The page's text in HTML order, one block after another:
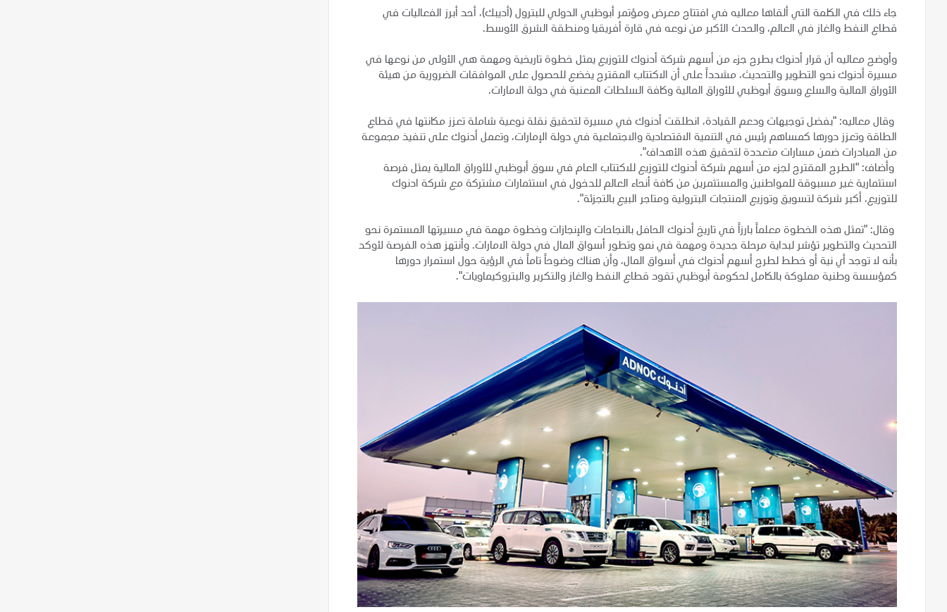
جاء ذلك في الكلمة التي ألقاها معاليه في افتتاح معرض ومؤتمر أبوظبي الدولي للبترول (أديبك)، أحد أبرز الفعاليات في
قطاع النفط والغاز في العالم، والحدث الأكبر من نوعه في قارة أفريقيا ومنطقة الشرق الأوسط.
وأوضح معاليه أن قرار أدنوك بطرح جزء من أسهم شركة أدنوك للتوزيع يمثل خطوة تاريخية ومهمة هي الأولى من نوعها في
مسيرة أدنوك نحو التطوير والتحديث، مشدداً على أن الاكتتاب المقترح يخضع للحصول على الموافقات الضرورية من هيئة
الأوراق المالية والسلع وسوق أبوظبي للأوراق المالية وكافة السلطات المعنية في دولة الامارات.
وقال معاليه: "بفضل توجيهات ودعم القيادة، انطلقت أدنوك في مسيرة لتحقيق نقلة نوعية شاملة تعزز مكانتها في قطاع
الطاقة وتعزز دورها كمساهم رئيس في التنمية الاقتصادية والاجتماعية في دولة الإمارات، وتعمل أدنوك على تنفيذ مجموعة
من المبادرات ضمن مسارات متعددة لتحقيق هذه الأهداف".
وأضاف: "الطرح المقترح لجزء من أسهم شركة أدنوك للتوزيع للاكتتاب العام في سوق أبوظبي للأوراق المالية يمثل فرصة
استثمارية غير مسبوقة للمواطنين والمستثمرين من كافة أنحاء العالم للدخول في استثمارات مشتركة مع شركة ادنوك
للتوزيع، أكبر شركة لتسويق وتوزيع المنتجات البترولية ومتاجر البيع بالتجزئة".
وقال: "تمثل هذه الخطوة معلماً بارزاً في تاريخ أدنوك الحافل بالنجاحات والإنجازات وخطوة مهمة في مسيرتها المستمرة نحو
التحديث والتطوير تؤشر لبداية مرحلة جديدة ومهمة في نمو وتطور أسواق المال في دولة الامارات. وأنتهز هذه الفرصة لأوكد
بأنه لا توجد أي نية أو خطط لطرح أسهم أدنوك في أسواق المال، وأن هناك وضوحاً تاماً في الرؤية حول استمرار دورها
كمؤسسة وطنية مملوكة بالكامل لحكومة أبوظبي تقود قطاع النفط والغاز والتكرير والبتروكيماويات".